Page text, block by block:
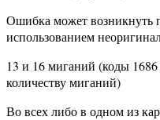
Ошибка может возникнуть
использованием
13 и 16 миганий (коды 1686
количеству миганий)
Во всех либо в одном из